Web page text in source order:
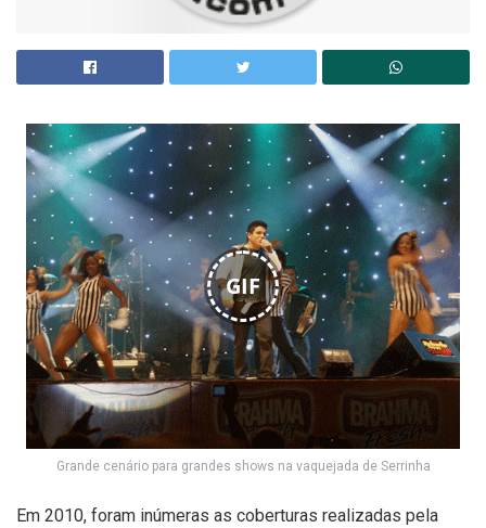
GIF
Grande cenário para grandes shows na vaquejada de Serrinha
Em 2010, foram inúmeras as coberturas realizadas pela